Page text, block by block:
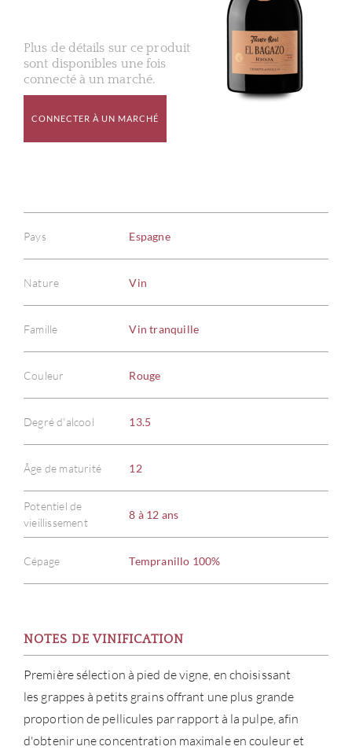
Plus de détails sur ce produit
sont disponibles une fois
connecté à un marché.
CONNECTER À UN MARCHÉ
Pays Espagne
Nature Vin
Famille Vin tranquille
Couleur Rouge
Degré d'alcool 13.5
Âge de maturité 12
Potentiel de
vieillissement
8 à 12 ans
Cépage Tempranillo 100%
NOTES DE VINIFICATION
Première sélection à pied de vigne, en choisissant
les grappes à petits grains offrant une plus grande
proportion de pellicules par rapport à la pulpe, afin
d'obtenir une concentration maximale en couleur et